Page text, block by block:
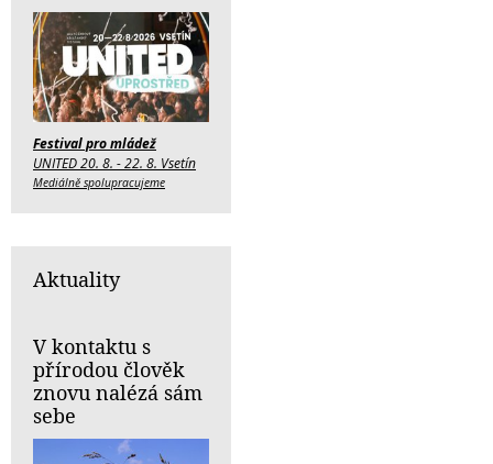
Festival pro mládež
UNITED 20. 8. - 22. 8. Vsetín
Mediálně spolupracujeme
Aktuality
V kontaktu s
přírodou člověk
znovu nalézá sám
sebe